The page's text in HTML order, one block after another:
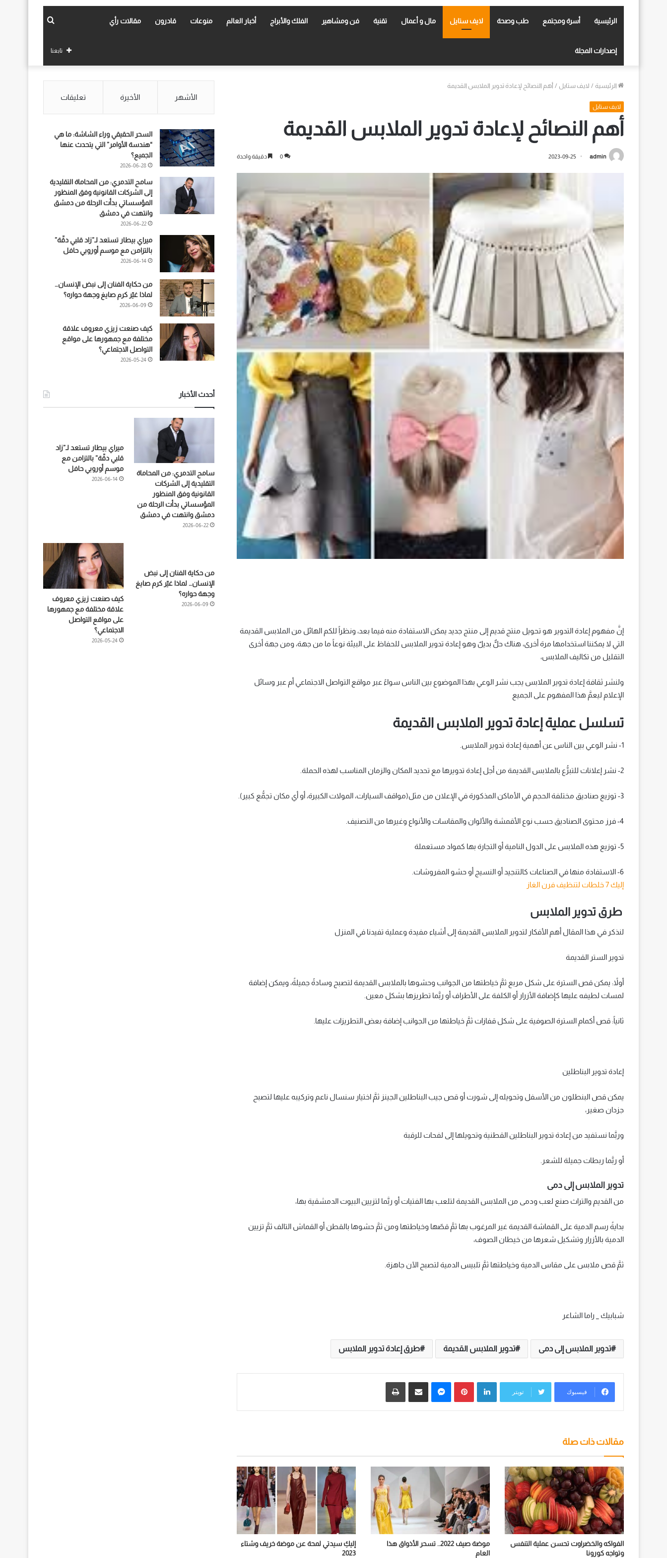
الرئيسية أسرة ومجتمع طب وصحة لايف ستايل مال و أعمال تقنية فن ومشاهير الفلك والأبراج أخبار العالم منوعات قادرون مقالات رأي
إصدارات المجلة
بحث
تابعنا
الرئيسية / لايف ستايل / أهم النصائح لإعادة تدوير الملابس القديمة
لايف ستايل
أهم النصائح لإعادة تدوير الملابس القديمة
admin
2023-09-25
0 دقيقة واحدة
إنَّ مفهوم إعادة التدوير هو تحويل منتج قديم إلى منتج جديد يمكن الاستفادة منه فيما بعد، ونظراً للكم الهائل من الملابس القديمة
التي لا يمكننا استخدامها مرة أخرى، هناك حلٌّ بديلٌ وهو إعادة تدوير الملابس للحفاظ على البيئة نوعاً ما من جهة، ومن جهة أخرى
التقليل من تكاليف الملابس،
ولنشر ثقافة إعادة تدوير الملابس يجب نشر الوعي بهذا الموضوع بين الناس سواءً عبر مواقع التواصل الاجتماعي أم عبر وسائل
الإعلام ليعمَّ هذا المفهوم على الجميع
تسلسل عملية إعادة تدوير الملابس القديمة
1- نشر الوعي بين الناس عن أهمية إعادة تدوير الملابس.
2- نشر إعلانات للتبرُّع بالملابس القديمة من أجل إعادة تدويرها مع تحديد المكان والزمان المناسب لهذه الحملة.
3- توزيع صناديق مختلفة الحجم في الأماكن المذكورة في الإعلان من مثل(مواقف السيارات، المولات الكبيرة، أو أي مكان تجمُّع كبير).
4- فرز محتوى الصناديق حسب نوع الأقمشة والألوان والمقاسات والأنواع وغيرها من التصنيف.
5- توزيع هذه الملابس على الدول النامية أو التجارة بها كمواد مستعملة
6- الاستفادة منها في الصناعات كالتنجيد أو النسيج أو حشو المفروشات.
إليك 7 خلطات لتنظيف فرن الغاز
طرق تدوير الملابس
لنذكر في هذا المقال أهم الأفكار لتدوير الملابس القديمة إلى أشياء مفيدة وعملية تفيدنا في المنزل
تدوير الستر القديمة
أولاً: يمكن قص السترة على شكل مربع ثمَّ خياطتها من الجوانب وحشوها بالملابس القديمة لتصبح وسادةً جميلةً، ويمكن إضافة
لمسات لطيفه عليها كإضافة الأزرار أو الكلفة على الأطراف أو ربَّما تطريزها بشكل معين.
ثانياً: قص أكمام السترة الصوفية على شكل قفازات ثمَّ خياطتها من الجوانب إضافة بعض التطريزات عليها.
إعادة تدوير البناطلين
يمكن قص البنطلون من الأسفل وتحويله إلى شورت أو قص جيب البناطلين الجينز ثمَّ اختيار سنسال ناعم وتركيبه عليها لتصبح
جزدان صغير،
وربَّما نستفيد من إعادة تدوير البناطلين القطنية وتحويلها إلى لفحات للرقبة
أو ربَّما ربطات جميلة للشعر.
تدوير الملابس إلى دمى
من القديم والتراث صنع لعب ودمى من الملابس القديمة لتلعب بها الفتيات أو ربَّما لتزيين البيوت الدمشقية بها،
بدايةً رسم الدمية على القماشة القديمة غير المرغوب بها ثمَّ قصّها وخياطتها ومن ثمَّ حشوها بالقطن أو القماش التالف ثمَّ تزيين
الدمية بالأزرار وتشكيل شعرها من خيطان الصوف،
ثمَّ قص ملابس على مقاس الدمية وخياطتها ثمَّ تلبيس الدمية لتصبح الآن جاهزة.
شبابيك _ راما الشاعر
تدوير الملابس إلى دمى تدوير الملابس القديمة طرق إعادة تدوير الملابس
فيسبوك تويتر
لينكدإن بينتيريستماسنجر مشاركة عبر البريد طباعة
مقالات ذات صلة
الفواكه والخضراوت تحسن عملية التنفس
وتواجه كورونا
موضة صيف 2022.. تسحر الأذواق هذا
العام
إليكِ سيدتي لمحة عن موضة خريف وشتاء
2023
الأشهر الأخيرة تعليقات
السحر الحقيقي وراء الشاشة: ما هي
“هندسة الأوامر” التي يتحدث عنها
الجميع؟
2026-06-28
سامح التدمري: من المحاماة التقليدية
إلى الشركات القانونية وفق المنظور
المؤسساتي بدأت الرحلة من دمشق
وانتهت في دمشق
2026-06-22
ميراي بيطار تستعد لـ”زاد قلبي دقّة”
بالتزامن مع موسم أوروبي حافل
2026-06-14
من حكاية الفنان إلى نبض الإنسان…
لماذا غيّر كرم صايغ وجهة حواره؟
2026-06-09
كيف صنعت زيزي معروف علاقة
مختلفة مع جمهورها على مواقع
التواصل الاجتماعي؟
2026-05-24
أحدث الأخبار
سامح التدمري: من المحاماة
التقليدية إلى الشركات
القانونية وفق المنظور
المؤسساتي بدأت الرحلة من
دمشق وانتهت في دمشق
2026-06-22
ميراي بيطار تستعد لـ”زاد
قلبي دقّة” بالتزامن مع
موسم أوروبي حافل
2026-06-14
من حكاية الفنان إلى نبض
الإنسان… لماذا غيّر كرم صايغ
وجهة حواره؟
2026-06-09
كيف صنعت زيزي معروف
علاقة مختلفة مع جمهورها
على مواقع التواصل
الاجتماعي؟
2026-05-24